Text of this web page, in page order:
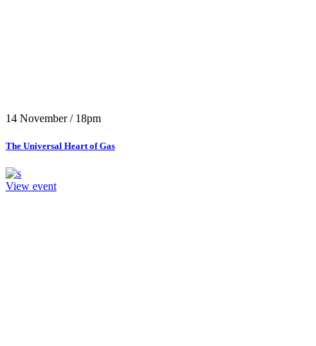
14 November / 18pm
The Universal Heart of Gas
View event